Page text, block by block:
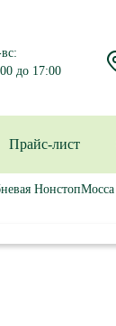
до 17:00
Прайс-лист